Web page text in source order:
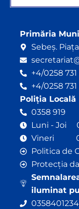
Primăria
Sebeș.
+4/0258
+4/0258
Poliția Locală
0358 919
Luni - Joi
Vineri
Politica de
Protecția
iluminat
0358401234